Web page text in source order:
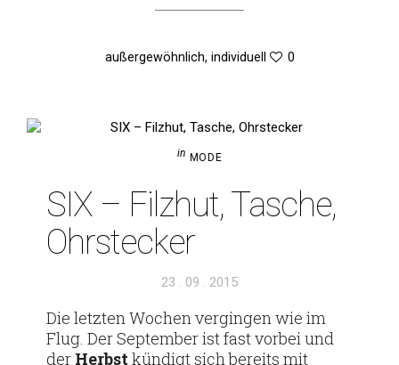
außergewöhnlich, individuell 0
in MODE
SIX – Filzhut, Tasche,
Ohrstecker
Veröffentlicht
23 . 09 . 2015
Die letzten Wochen ver­gingen wie im
Flug. Der Sep­tember ist fast vorbei und
der Herbstkün­digt sich bereits mit